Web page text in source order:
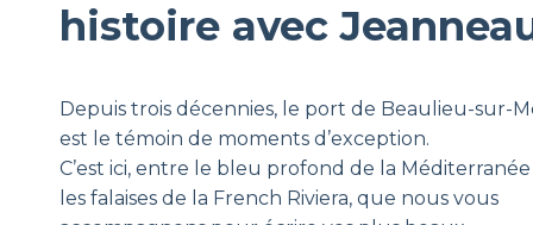
histoire avec
Depuis trois décennies, le port de Beaulieu-sur-
est le témoin de moments d’exception.
C’est ici, entre le bleu profond de la
les falaises de la French Riviera, que nous vous